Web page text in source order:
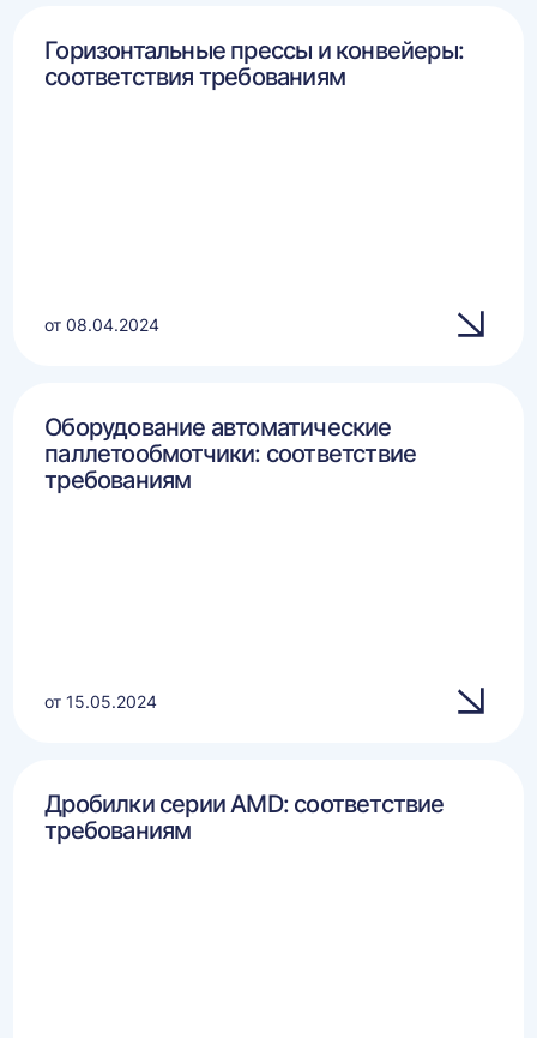
Горизонтальные прессы и конвейеры:
соответствия требованиям
от 08.04.2024
Оборудование автоматические
паллетообмотчики: соответствие
требованиям
от 15.05.2024
Дробилки серии AMD: соответствие
требованиям